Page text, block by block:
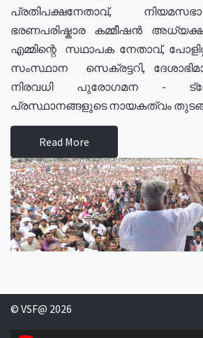
പ്രതിപക്ഷനേതാവ്,
ഭരണപരിഷ്കാര കമ്മീഷൻ
എമ്മിന്റെ സഥാപക നേതാവ്,
സംസ്ഥാന സെക്രട്ടറി,
നിരവധി പുരോഗമന -
പ്രസ്ഥാനങ്ങളുടെ നായകത്വം
Read More
© VSF@ 2026